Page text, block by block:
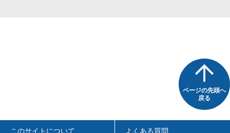
ページの先頭へ
戻る
このサイトについて よくある質問